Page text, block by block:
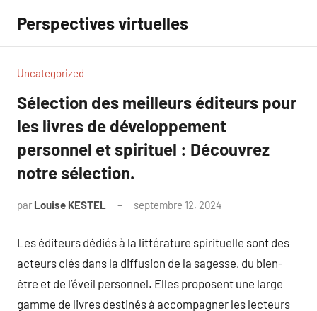
contenu
Perspectives virtuelles
Uncategorized
Sélection des meilleurs éditeurs pour
les livres de développement
personnel et spirituel : Découvrez
notre sélection.
par Louise KESTEL septembre 12, 2024
Les éditeurs dédiés à la littérature spirituelle sont des
acteurs clés dans la diffusion de la sagesse, du bien-
être et de l’éveil personnel. Elles proposent une large
gamme de livres destinés à accompagner les lecteurs